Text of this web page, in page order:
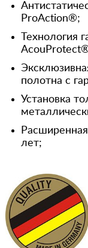
ProAction®;
Технология
полотна с
Установка
лет;